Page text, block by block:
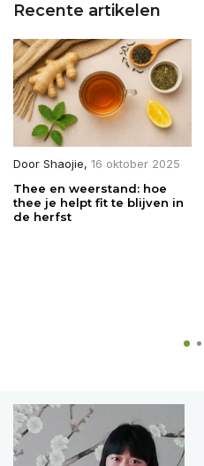
Recente artikelen
Door Shaojie, 16 oktober 2025
Thee en weerstand: hoe
thee je helpt fit te blijven in
de herfst